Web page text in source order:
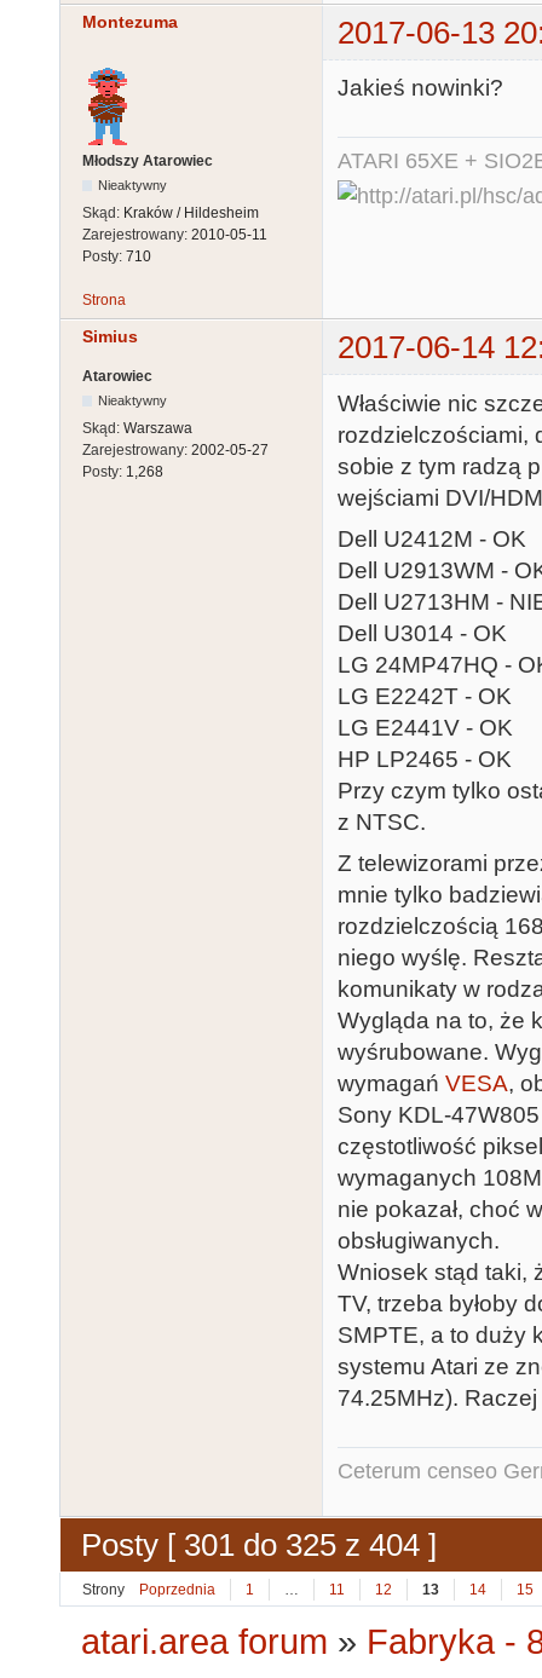
Montezuma 2017-06-13
Młodszy Atarowiec
Nieaktywny
Skąd: Kraków / Hildesheim
Zarejestrowany: 2010-05-11
Posty: 710
Jakieś nowinki?
ATARI 65XE +
Strona
Simius 2017-06-14
Atarowiec
Nieaktywny
Skąd: Warszawa
Zarejestrowany: 2002-05-27
Posty: 1,268
Właściwie nic
rozdzielczościami,
sobie z tym radzą
wejściami DVI/
Dell U2412M - OK
Dell U2913WM -
Dell U2713HM -
Dell U3014 - OK
LG 24MP47HQ -
LG E2242T - OK
LG E2441V - OK
HP LP2465 - OK
Przy czym tylko
z NTSC.
Z telewizorami
mnie tylko
rozdzielczością
niego wyślę.
komunikaty w
Wygląda na to, że
wyśrubowane.
wymagań VESA,
Sony KDL-
częstotliwość
wymaganych
nie pokazał, choć
obsługiwanych.
Wniosek stąd taki,
TV, trzeba byłoby
SMPTE, a to duży
systemu Atari ze
74.25MHz).
Ceterum censeo
Posty [ 301 do 325 z 404 ]
Strony Poprzednia 1 11 12 13 14 15
atari.area forum » Fabryka -